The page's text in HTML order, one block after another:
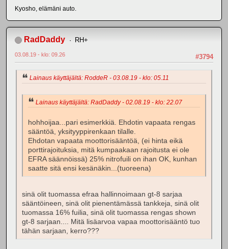
Kyosho, elämäni auto.
RadDaddy RH+
#3794
03.08.19 - klo: 09.26
Lainaus käyttäjältä: RoddeR - 03.08.19 - klo: 05.11
Lainaus käyttäjältä: RadDaddy - 02.08.19 - klo: 22.07
hohhoijaa...pari esimerkkiä. Ehdotin vapaata rengas
sääntöä, yksityyppirenkaan tilalle.
Ehdotan vapaata moottorisääntöä, (ei hinta eikä
porttirajoituksia, mitä kumpaakaan rajoitusta ei ole
EFRA säännöissä) 25% nitrofuili on ihan OK, kunhan
saatte sitä ensi kesänäkin...(tuoreena)
sinä olit tuomassa efraa hallinnoimaan gt-8 sarjaa
sääntöineen, sinä olit pienentämässä tankkeja, sinä olit
tuomassa 16% fuilia, sinä olit tuomassa rengas shown
gt-8 sarjaan.... Mitä lisäarvoa vapaa moottorisääntö tuo
tähän sarjaan, kerro???